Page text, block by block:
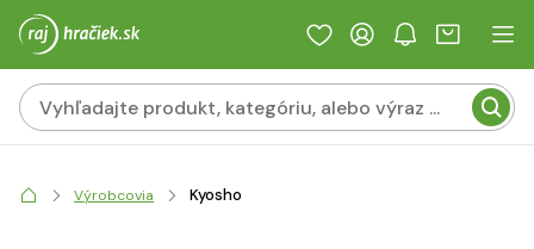
Výrobcovia Kyosho